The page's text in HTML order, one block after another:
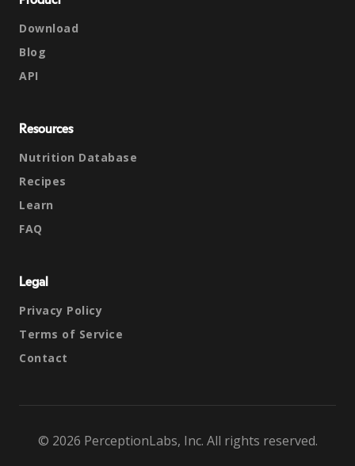
Download
Blog
API
Resources
Nutrition Database
Recipes
Learn
FAQ
Legal
Privacy Policy
Terms of Service
Contact
© 2026 PerceptionLabs, Inc. All rights reserved.